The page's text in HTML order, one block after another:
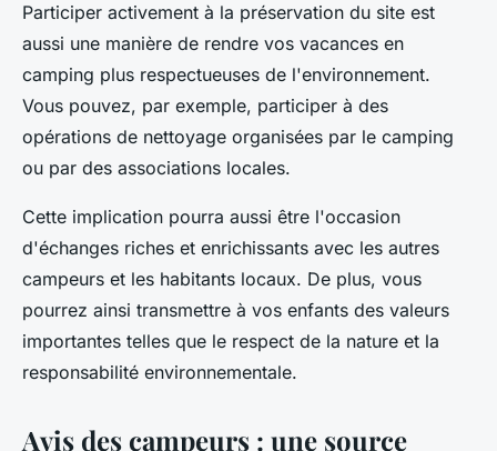
Participer activement à la préservation du site est
aussi une manière de rendre vos vacances en
camping plus respectueuses de l'environnement.
Vous pouvez, par exemple, participer à des
opérations de nettoyage organisées par le camping
ou par des associations locales.
Cette implication pourra aussi être l'occasion
d'échanges riches et enrichissants avec les autres
campeurs et les habitants locaux. De plus, vous
pourrez ainsi transmettre à vos enfants des valeurs
importantes telles que le respect de la nature et la
responsabilité environnementale.
Avis des campeurs : une source